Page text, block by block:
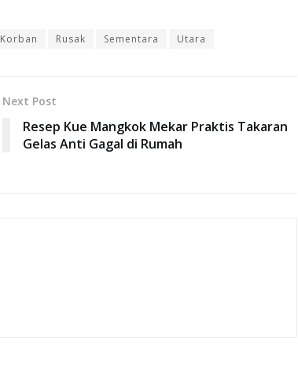
Korban Rusak Sementara Utara
Next Post
Resep Kue Mangkok Mekar Praktis Takaran
Gelas Anti Gagal di Rumah